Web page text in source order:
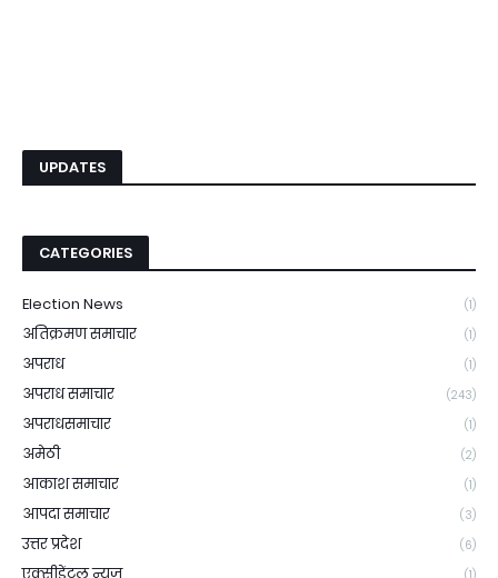
UPDATES
CATEGORIES
Election News (1)
अतिक्रमण समाचार (1)
अपराध (1)
अपराध समाचार (243)
अपराधसमाचार (1)
अमेठी (2)
आकाश समाचार (1)
आपदा समाचार (3)
उत्तर प्रदेश (6)
एक्सीडेंटल न्यूज़